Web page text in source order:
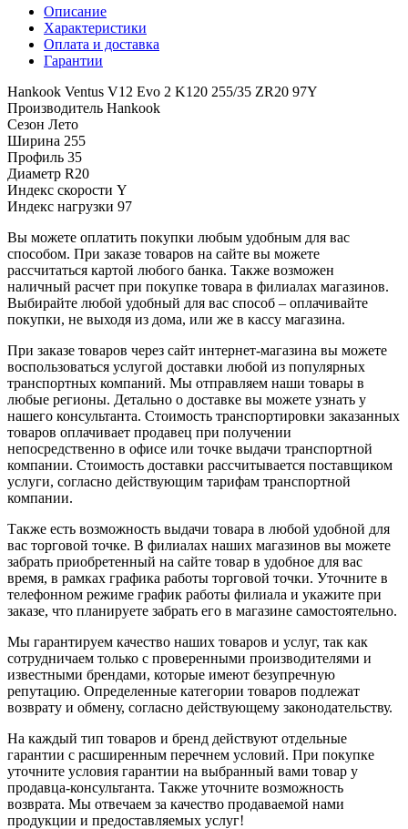
Описание
Характеристики
Оплата и доставка
Гарантии
Hankook Ventus V12 Evo 2 K120 255/35 ZR20 97Y
Производитель Hankook
Сезон Лето
Ширина 255
Профиль 35
Диаметр R20
Индекс скорости Y
Индекс нагрузки 97
Вы можете оплатить покупки любым удобным для вас
способом. При заказе товаров на сайте вы можете
рассчитаться картой любого банка. Также возможен
наличный расчет при покупке товара в филиалах магазинов.
Выбирайте любой удобный для вас способ – оплачивайте
покупки, не выходя из дома, или же в кассу магазина.
При заказе товаров через сайт интернет-магазина вы можете
воспользоваться услугой доставки любой из популярных
транспортных компаний. Мы отправляем наши товары в
любые регионы. Детально о доставке вы можете узнать у
нашего консультанта. Стоимость транспортировки заказанных
товаров оплачивает продавец при получении
непосредственно в офисе или точке выдачи транспортной
компании. Стоимость доставки рассчитывается поставщиком
услуги, согласно действующим тарифам транспортной
компании.
Также есть возможность выдачи товара в любой удобной для
вас торговой точке. В филиалах наших магазинов вы можете
забрать приобретенный на сайте товар в удобное для вас
время, в рамках графика работы торговой точки. Уточните в
телефонном режиме график работы филиала и укажите при
заказе, что планируете забрать его в магазине самостоятельно.
Мы гарантируем качество наших товаров и услуг, так как
сотрудничаем только с проверенными производителями и
известными брендами, которые имеют безупречную
репутацию. Определенные категории товаров подлежат
возврату и обмену, согласно действующему законодательству.
На каждый тип товаров и бренд действуют отдельные
гарантии с расширенным перечнем условий. При покупке
уточните условия гарантии на выбранный вами товар у
продавца-консультанта. Также уточните возможность
возврата. Мы отвечаем за качество продаваемой нами
продукции и предоставляемых услуг!